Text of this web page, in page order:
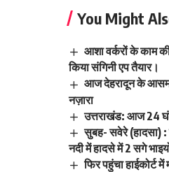
You Might
आशा वर्करों के काम
किया संगिनी एप तैयार।
आज देहरादून के
नज़ारा
उत्तराखंड: आज 24
सुबह- सवेरे (हादसा) :
नदी में हादसे में 2 सगे
फिर पहुंचा हाईकोर्ट